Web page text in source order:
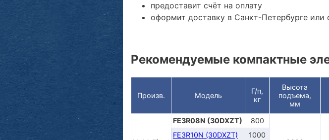
предоставит счёт на оплату
оформит доставку в Санкт-Петербурге
Рекомендуемые компактные
Произв. Модель
Г/п,
кг
Высота
подъема,
мм
FE3R08N (30DXZT) 800
FE3R10N (30DXZT)
1000